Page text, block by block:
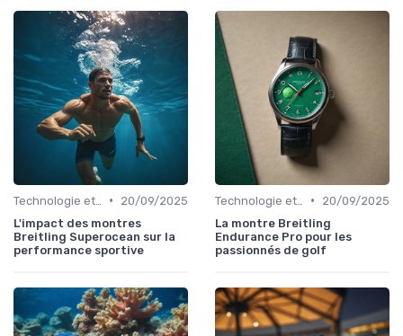
•
20/09/2025
L'impact des montres
Breitling Superocean sur la
performance sportive
•
20/09/2025
La montre Breitling
Endurance Pro pour les
passionnés de golf